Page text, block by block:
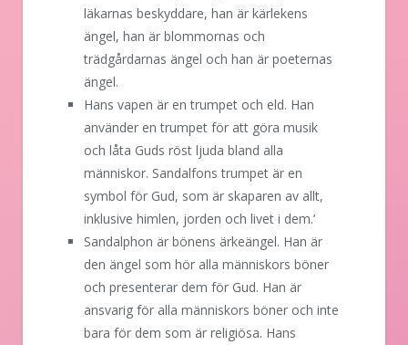
läkarnas beskyddare, han är kärlekens
ängel, han är blommornas och
trädgårdarnas ängel och han är poeternas
ängel.
Hans vapen är en trumpet och eld. Han
använder en trumpet för att göra musik
och låta Guds röst ljuda bland alla
människor. Sandalfons trumpet är en
symbol för Gud, som är skaparen av allt,
inklusive himlen, jorden och livet i dem.’
Sandalphon är bönens ärkeängel. Han är
den ängel som hör alla människors böner
och presenterar dem för Gud. Han är
ansvarig för alla människors böner och inte
bara för dem som är religiösa. Hans